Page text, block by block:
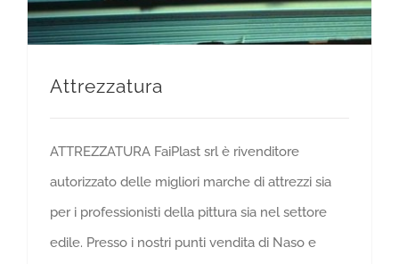
Attrezzatura
ATTREZZATURA FaiPlast srl è rivenditore
autorizzato delle migliori marche di attrezzi sia
per i professionisti della pittura sia nel settore
edile. Presso i nostri punti vendita di Naso e